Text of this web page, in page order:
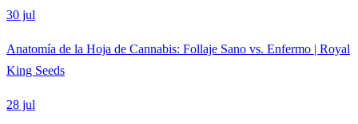
30 jul
Anatomía de la Hoja de Cannabis: Follaje Sano vs. Enfermo | Royal
King Seeds
28 jul